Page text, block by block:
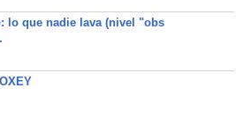
lo que nadie lava (nivel "obs